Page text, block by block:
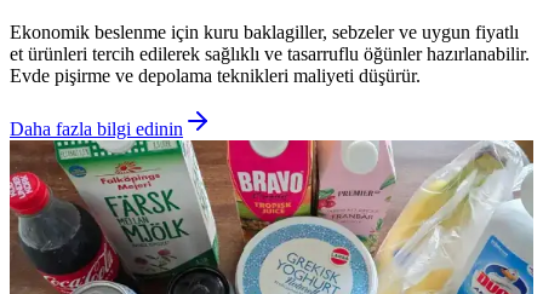
Ekonomik beslenme için kuru baklagiller, sebzeler ve uygun fiyatlı
et ürünleri tercih edilerek sağlıklı ve tasarruflu öğünler hazırlanabilir.
Evde pişirme ve depolama teknikleri maliyeti düşürür.
Daha fazla bilgi edinin